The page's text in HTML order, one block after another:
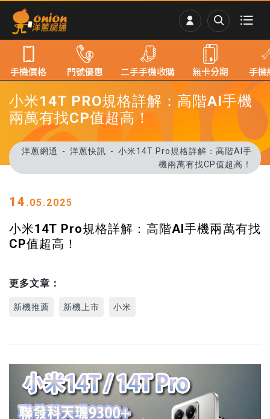
小米14T PRO規格詳解：高階AI手機
兩萬有找CP值超高！
洋蔥網通 洋蔥快訊
小米14T Pro規格詳解：高階AI手
機兩萬有找CP值超高！
14 .05.2025
小米14T Pro規格詳解：高階AI手機兩萬有找
CP值超高！
更多文章：
新機推薦 新機上市 小米
手機價格 門號優惠 二手手機收購 無卡分期 手機